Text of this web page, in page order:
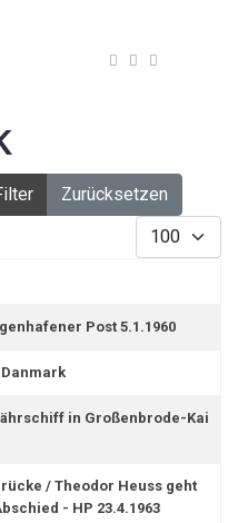
Zurücksetzen
Anzeige #
Post 5.1.1960
in Großenbrode-Kai
/ Theodor Heuss geht
- HP 23.4.1963